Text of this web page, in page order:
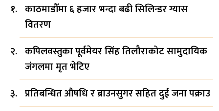
काठमाडौँमा ६ हजार भन्दा बढी सिलिन्डर ग्यास
वितरण
कपिलवस्तुका पूर्वमेयर सिंह तिलौराकोट सामुदायिक
जंगलमा मृत भेटिए
प्रतिबन्धित औषधि र ब्राउनसुगर सहित दुई जना पक्राउ